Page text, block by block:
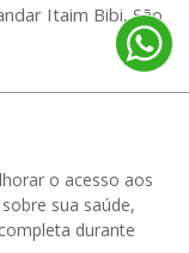
Itaim Bibi, São
o acesso aos
sua saúde,
durante